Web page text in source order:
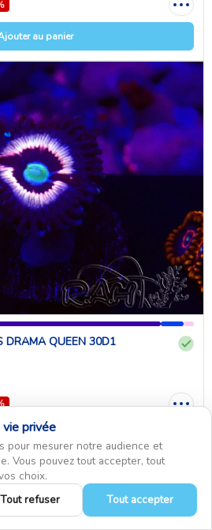
au panier
QUEEN 30D1
au panier
privée
pour mesurer notre audience et
Vous pouvez tout accepter, tout
choix.
Tout refuser Tout accepter